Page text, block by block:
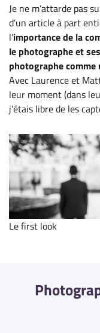
Je ne m’attarde pas
d’un article à part
l’importance de la
le photographe et
photographe
Avec Laurence et
leur moment (dans
j’étais libre de les
Le first look